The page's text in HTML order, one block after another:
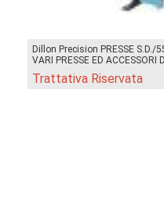
Dillon Precision PRESSE
VARI PRESSE ED ACCESSORI
Trattativa Riservata